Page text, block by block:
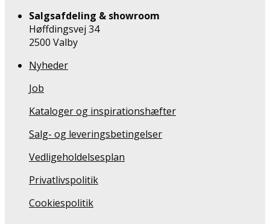
Salgsafdeling & showroom
Høffdingsvej 34
2500 Valby
Nyheder
Job
Kataloger og inspirationshæfter
Salg- og leveringsbetingelser
Vedligeholdelsesplan
Privatlivspolitik
Cookiespolitik